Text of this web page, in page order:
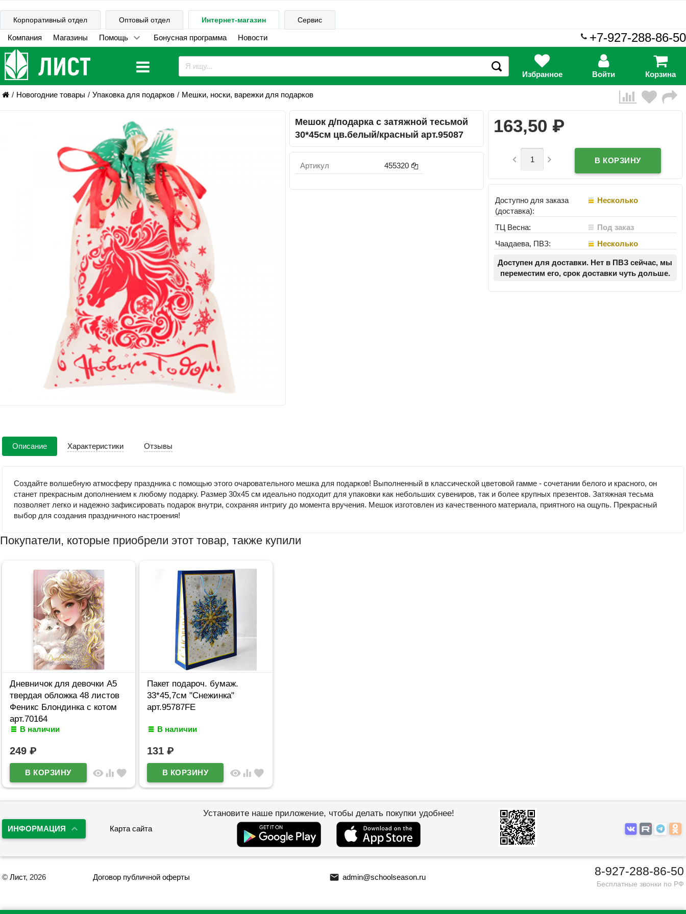
Корпоративный отдел Оптовый отдел Интернет-магазин Сервис
Компания Магазины Помощь Бонусная программа Новости +7-927-288-86-50
Избранное Войти Корзина
Новогодние товары Упаковка для подарков Мешки, носки, варежки для подарков
Мешок д/подарка с затяжной тесьмой
30*45см цв.белый/красный арт.95087
Артикул 455320
163,50 ₽
 
Доступно для заказа
(доставка):
Несколько
ТЦ Весна:
Под заказ
Чаадаева, ПВЗ:
Несколько
Доступен для доставки. Нет в ПВЗ сейчас, мы
переместим его, срок доставки чуть дольше.
Описание Характеристики Отзывы
Создайте волшебную атмосферу праздника с помощью этого очаровательного мешка для подарков! Выполненный в классической цветовой гамме - сочетании белого и красного, он
станет прекрасным дополнением к любому подарку. Размер 30x45 см идеально подходит для упаковки как небольших сувениров, так и более крупных презентов. Затяжная тесьма
позволяет легко и надежно зафиксировать подарок внутри, сохраняя интригу до момента вручения. Мешок изготовлен из качественного материала, приятного на ощупь. Прекрасный
выбор для создания праздничного настроения!
Покупатели, которые приобрели этот товар, также купили
Дневничок для девочки А5
твердая обложка 48 листов
Феникс Блондинка с котом
арт.70164
В наличии
249 ₽
visibility equalizer favorite
Пакет подароч. бумаж.
33*45,7см "Снежинка"
арт.95787FE
В наличии
131 ₽
visibility equalizer favorite
ИНФОРМАЦИЯ Карта сайта
Установите наше приложение, чтобы делать покупки удобнее!
© Лист, 2026 Договор публичной оферты email admin@schoolseason.ru 8-927-288-86-50
Бесплатные звонки по РФ